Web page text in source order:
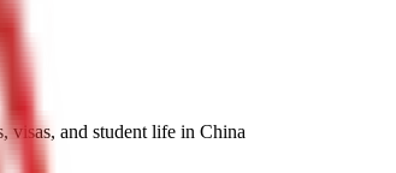
visas, and student life in China